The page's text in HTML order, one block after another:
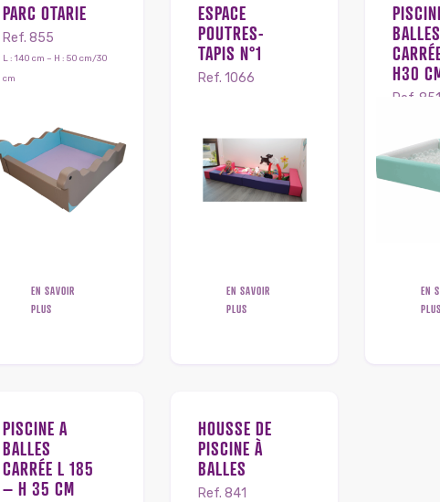
PARC OTARIE
Ref. 855
L : 140 cm – H : 50 cm/30
cm
EN SAVOIR
PLUS
ESPACE
POUTRES-
TAPIS N°1
Ref. 1066
EN SAVOIR
PLUS
BALLES
H30
Ref. 851
EN
PLUS
PISCINE A
BALLES
CARRÉE L 185
– H 35 CM
HOUSSE DE
PISCINE À
BALLES
Ref. 841